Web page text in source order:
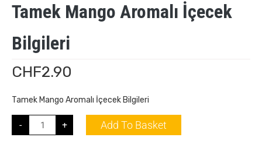
Tamek Mango Aromalı İçecek
Bilgileri
CHF2.90
Tamek Mango Aromalı İçecek Bilgileri
- + Add To Basket